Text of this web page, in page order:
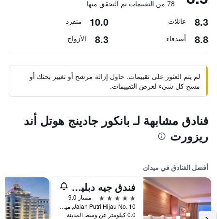
78 من التقييمات تم التحقق منها
8.3 عائلات 10.0 منفرد
8.8 أصدقاء 8.3 الأزواج
لم يتم العثور على تقييمات. حاول إزالة مرشح أو تغيير بحثك أو
مسح كل شيء لعرض التقييمات.
فنادق مشابهة لـ بانكور جادينج هوتل أند
ريزورت
أفضل الفنادق في ميدان
فندق جيه دبليو ماريوت ميدان
5 نجوم
ممتاز 9.0
Jalan Putri Hijau No. 10, ميدان, إندونيسيا
0.0 كيلومتر عن وسط المدينة